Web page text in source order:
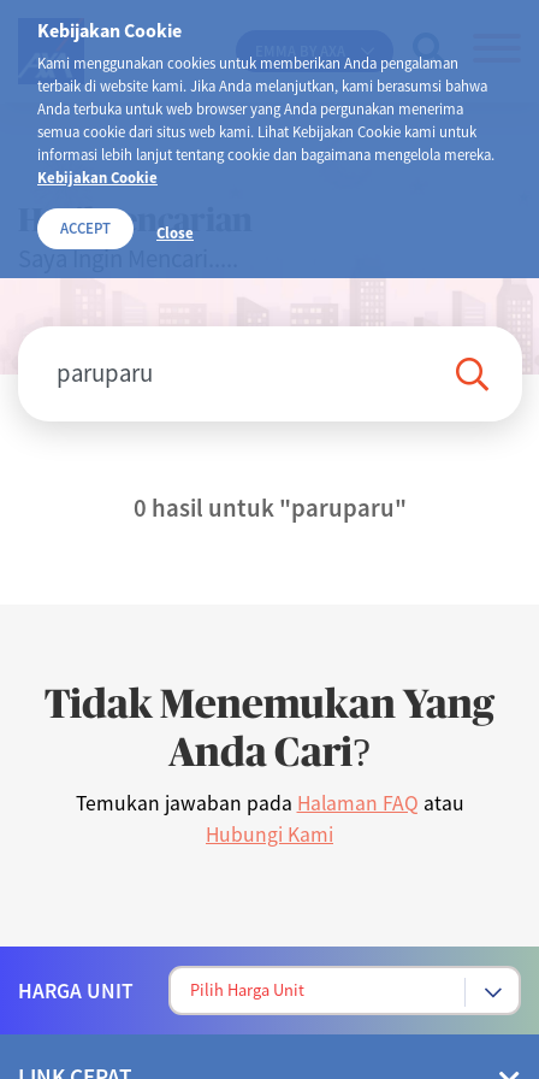
Kebijakan Cookie
Kami menggunakan cookies untuk memberikan Anda pengalaman
terbaik di website kami. Jika Anda melanjutkan, kami berasumsi bahwa
Anda terbuka untuk web browser yang Anda pergunakan menerima
semua cookie dari situs web kami. Lihat Kebijakan Cookie kami untuk
informasi lebih lanjut tentang cookie dan bagaimana mengelola mereka.
Kebijakan Cookie
ACCEPT Close
Hasil Pencarian
Saya Ingin Mencari.....
0 hasil untuk "paruparu"
Tidak Menemukan Yang
Anda Cari?
Temukan jawaban pada Halaman FAQ atau
Hubungi Kami
HARGA UNIT